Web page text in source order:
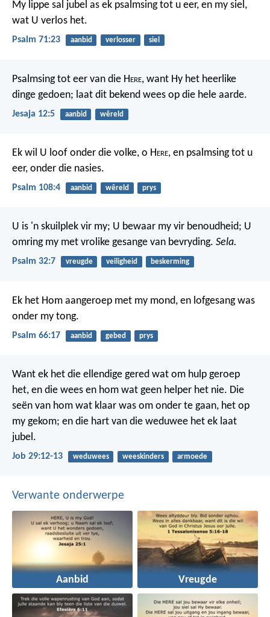
My lippe sal jubel as ek psalmsing tot u eer, en my siel,
wat U verlos het.
Psalm 71:23 aanbid verlosser siel
Psalmsing tot eer van die Here, want Hy het heerlike
dinge gedoen; laat dit bekend wees op die hele aarde.
Jesaja 12:5 aanbid wêreld
Ek wil U loof onder die volke, o Here, en psalmsing tot u
eer, onder die nasies.
Psalm 108:4 aanbid wêreld prys
U is 'n skuilplek vir my; U bewaar my vir benoudheid; U
omring my met vrolike gesange van bevryding. Sela.
Psalm 32:7 vreugde veiligheid beskerming
Ek het Hom aangeroep met my mond, en lofgesang was
onder my tong.
Psalm 66:17 aanbid gebed prys
Want ek het die ellendige gered wat om hulp geroep
het, en die wees en hom wat geen helper het nie. Die
seën van hom wat klaar was om onder te gaan, het op
my gekom; en die hart van die weduwee het ek laat
jubel.
Job 29:12-13 weduwees weeskinders armoede
Verwante onderwerpe
Aanbid Vreugde